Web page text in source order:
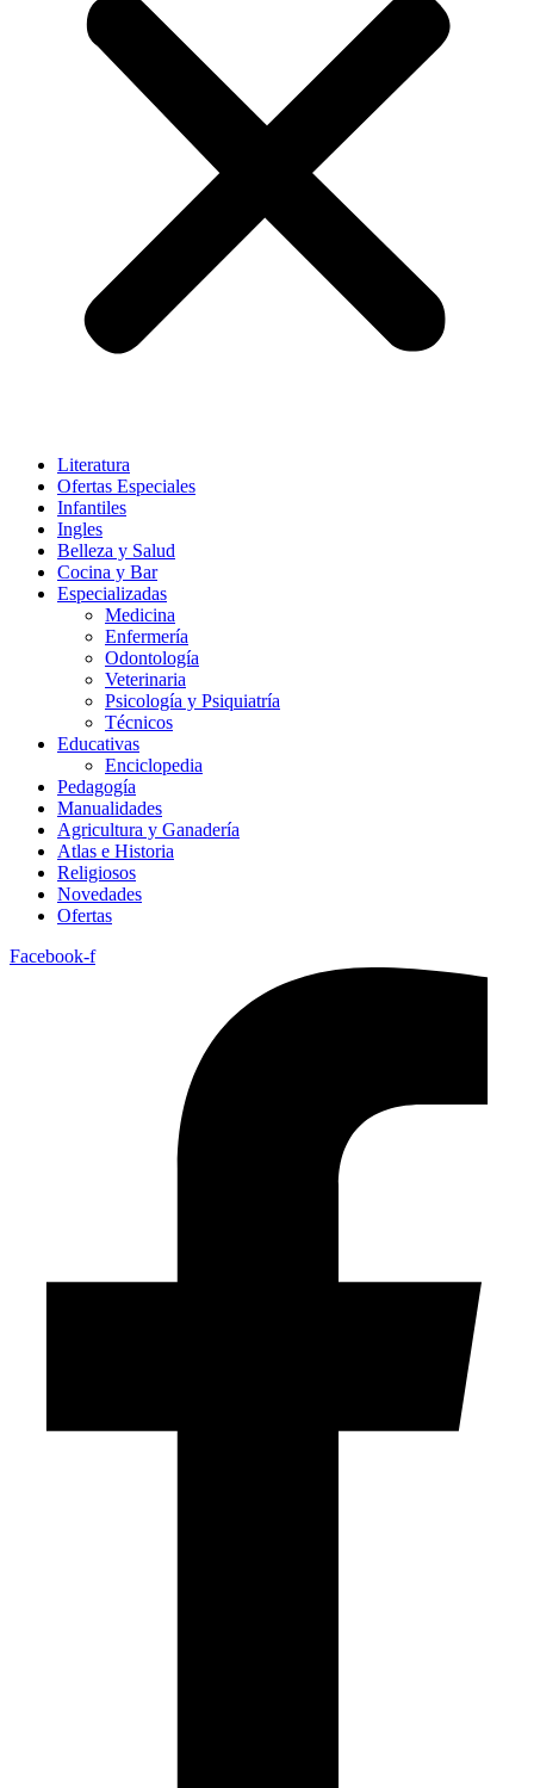
Literatura
Ofertas Especiales
Infantiles
Ingles
Belleza y Salud
Cocina y Bar
Especializadas
Medicina
Enfermería
Odontología
Veterinaria
Psicología y Psiquiatría
Técnicos
Educativas
Enciclopedia
Pedagogía
Manualidades
Agricultura y Ganadería
Atlas e Historia
Religiosos
Novedades
Ofertas
Facebook-f